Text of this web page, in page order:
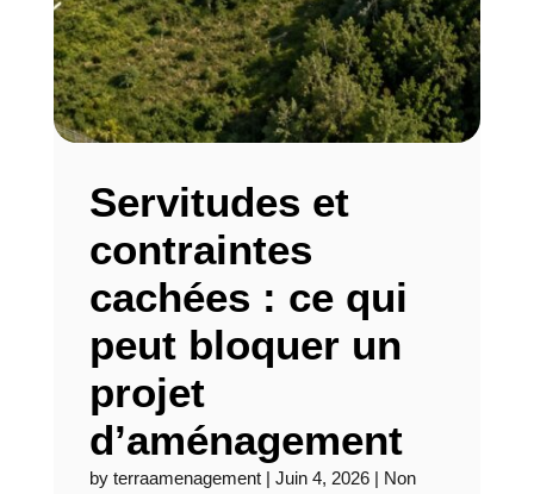
Servitudes et
contraintes
cachées : ce qui
peut bloquer un
projet
d’aménagement
by terraamenagement| Juin 4, 2026| Non